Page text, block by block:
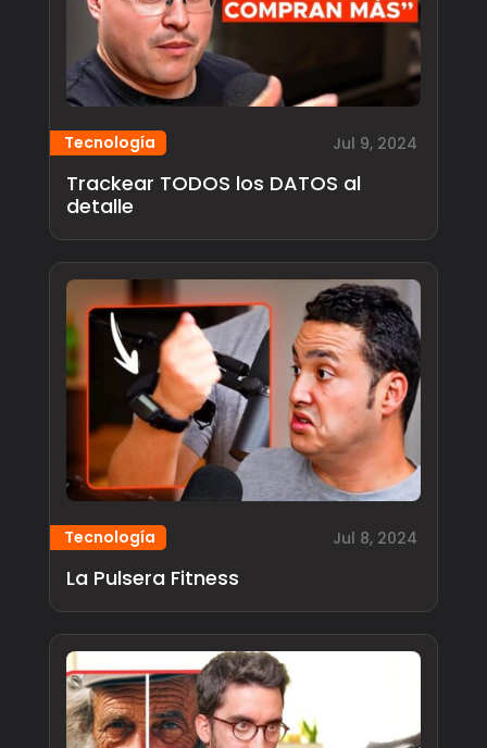
Tecnología Jul 9, 2024
Trackear TODOS los DATOS al
detalle
Tecnología Jul 8, 2024
La Pulsera Fitness